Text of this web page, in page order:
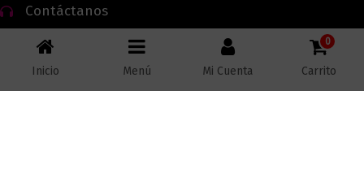
Contáctanos
Todos los derechos reservados © 2026 Lectores.co |
Inicio Menú Mi Cuenta
0
Carrito